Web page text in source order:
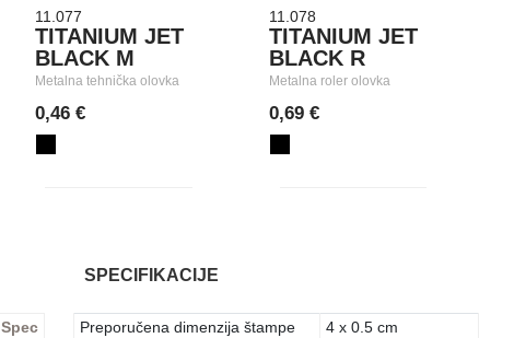
11.077
TITANIUM JET
BLACK M
Metalna tehnička olovka
0,46 €
11.078
TITANIUM JET
BLACK R
Metalna roler olovka
0,69 €
Spec
SPECIFIKACIJE
Preporučena dimenzija štampe
4 x 0.5 cm